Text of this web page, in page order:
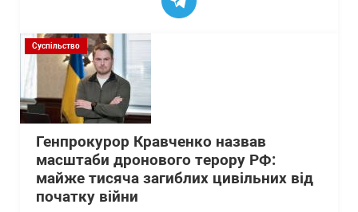
Суспільство
Генпрокурор Кравченко назвав
масштаби дронового терору РФ:
майже тисяча загиблих цивільних від
початку війни